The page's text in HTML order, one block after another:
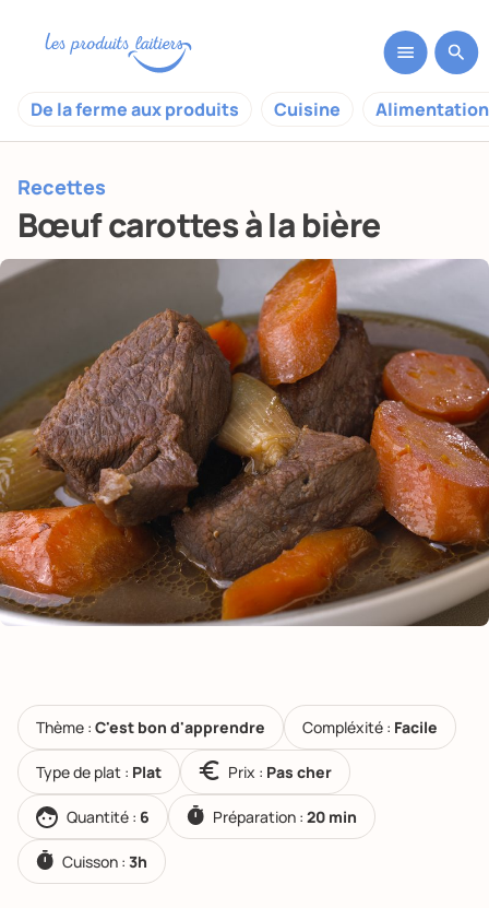
De la ferme aux produits Cuisine
Recettes
Bœuf carottes à la bière
Thème : C'est bon d'apprendre Compléxité : Facile
Type de plat : Plat Prix : Pas cher
Quantité : 6 Préparation :20 min
Cuisson :3h